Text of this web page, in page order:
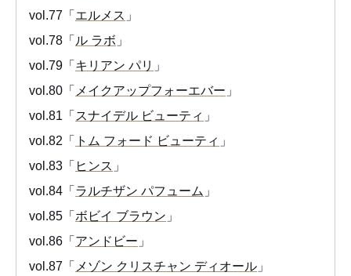
vol.77「 エルメス 」
vol.78「 ル ラボ 」
vol.79「 キリアン パリ 」
vol.80「 メイクアップフォーエバー 」
vol.81「 スナイデル ビューティ 」
vol.82「
トム フォード ビューティ 」
vol.83「 ヒンス 」
vol.84「 ラルチザン パフューム 」
vol.85「 ボビイ ブラウン 」
vol.86「 アンドビー 」
vol.87「 メゾン クリスチャン ディオール 」